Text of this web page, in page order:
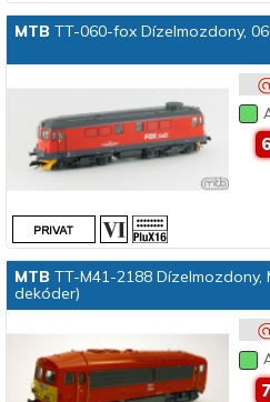
MTB TT-060-fox Dízelmozdony,
MTB TT-M41-2188 Dízelmozdony,
dekóder)